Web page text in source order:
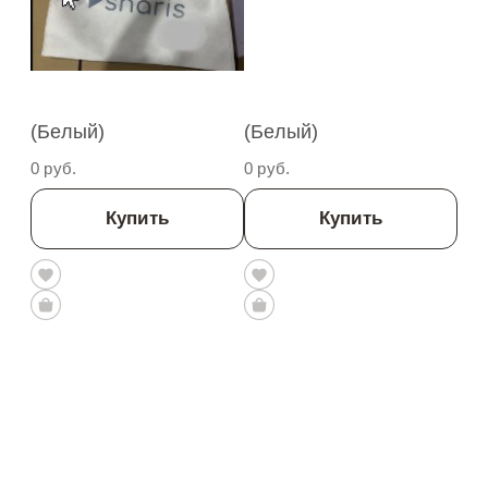
(белый)
0 руб.
Купить
(белый)
0 руб.
Купить